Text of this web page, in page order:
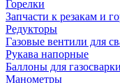
Горелки
Запчасти к резакам и
Редукторы
Газовые вентили для
Рукава напорные
Баллоны для газосварки
Манометры